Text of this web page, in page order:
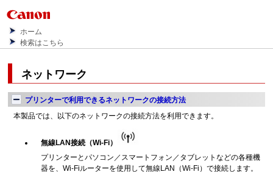
ホーム
検索はこちら
ネットワーク
プリンターで利用できるネットワークの接続方法
本製品では、以下のネットワークの接続方法を利用できます。
無線LAN接続（Wi-Fi）
プリンターとパソコン／スマートフォン／タブレットなどの各種機
器を、Wi-Fiルーターを使用して無線LAN（Wi-Fi）で接続します。